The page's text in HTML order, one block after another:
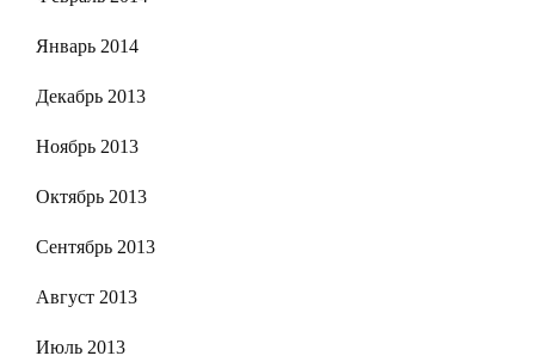
Январь 2014
Декабрь 2013
Ноябрь 2013
Октябрь 2013
Сентябрь 2013
Август 2013
Июль 2013